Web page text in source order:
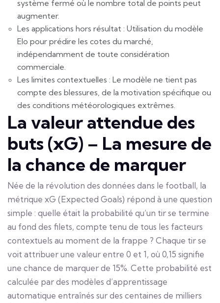
système fermé où le nombre total de points peut
augmenter.
Les applications hors résultat : Utilisation du modèle
Elo pour prédire les cotes du marché,
indépendamment de toute considération
commerciale.
Les limites contextuelles : Le modèle ne tient pas
compte des blessures, de la motivation spécifique ou
des conditions météorologiques extrêmes.
La valeur attendue des
buts (xG) – La mesure de
la chance de marquer
Née de la révolution des données dans le football, la
métrique xG (Expected Goals) répond à une question
simple : quelle était la probabilité qu’un tir se termine
au fond des filets, compte tenu de tous les facteurs
contextuels au moment de la frappe ? Chaque tir se
voit attribuer une valeur entre 0 et 1, où 0,15 signifie
une chance de marquer de 15%. Cette probabilité est
calculée par des modèles d’apprentissage
automatique entraînés sur des centaines de milliers